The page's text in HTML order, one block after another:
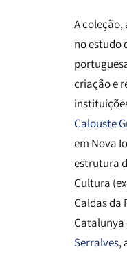
A
no estudo
criação e
Calouste
em Nova
estrutura
Cultura
Caldas da
Catalunya
Serralves,